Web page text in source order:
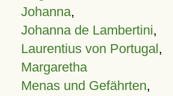
Johanna,
Johanna de Lambertini,
Laurentius von Portugal,
Margaretha
Menas und Gefährten,